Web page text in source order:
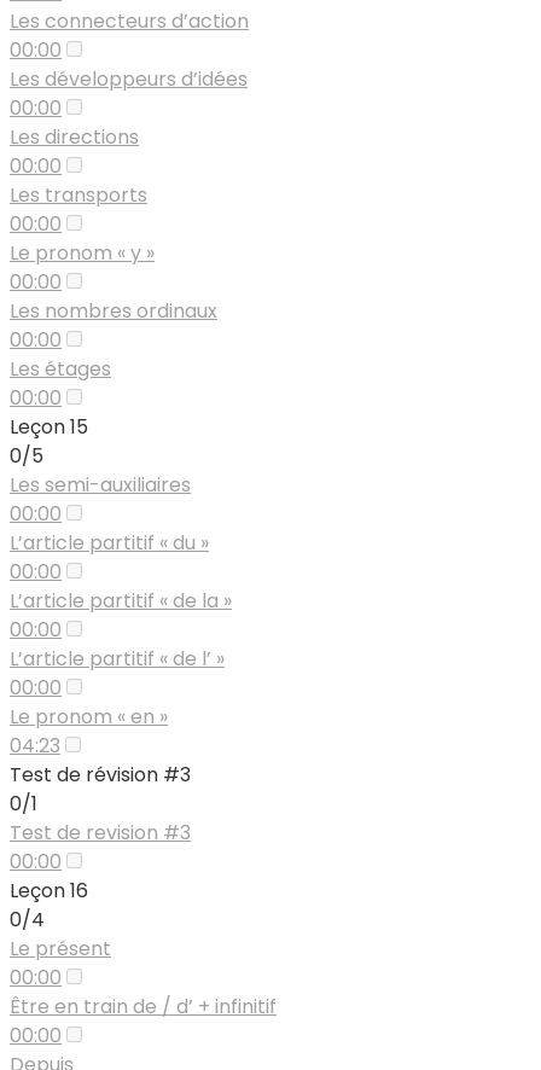
Les connecteurs d’action
00:00
Les développeurs d’idées
00:00
Les directions
00:00
Les transports
00:00
Le pronom « y »
00:00
Les nombres ordinaux
00:00
Les étages
00:00
Leçon 15
0/5
Les semi-auxiliaires
00:00
L’article partitif « du »
00:00
L’article partitif « de la »
00:00
L’article partitif « de l’ »
00:00
Le pronom « en »
04:23
Test de révision #3
0/1
Test de revision #3
00:00
Leçon 16
0/4
Le présent
00:00
Être en train de / d’ + infinitif
00:00